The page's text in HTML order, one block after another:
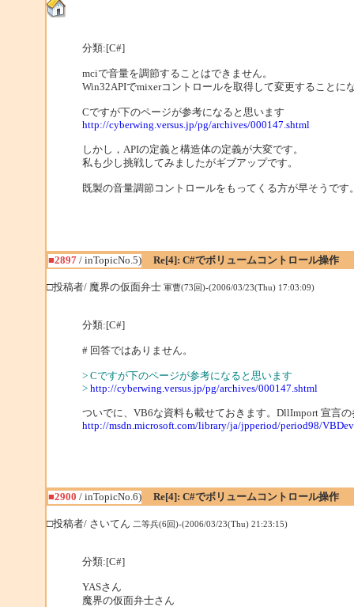
分類:[C#]
mciで音量を調節することはできません。
Win32APIでmixerコントロールを取得して変更することに
Cですが下のページが参考になると思います
http://cyberwing.versus.jp/pg/archives/000147.shtml
しかし，APIの定義と構造体の定義が大変です。
私も少し挑戦してみましたがギブアップです。
既製の音量調節コントロールをもってくる方が早そうです
■2897/ inTopicNo.5) Re[4]: C#でボリュームコントロール操作
□投稿者/ 魔界の仮面弁士 軍曹(73回)-(2006/03/23(Thu) 17:03:09)
分類:[C#]
# 回答ではありません。
> Cですが下のページが参考になると思います
> http://cyberwing.versus.jp/pg/archives/000147.shtml
ついでに、VB6な資料も載せておきます。DllImport 宣言
http://msdn.microsoft.com/library/ja/jpperiod/period98/
■2900 / inTopicNo.6) Re[4]: C#でボリュームコントロール操作
□投稿者/ さいてん 二等兵(6回)-(2006/03/23(Thu) 21:23:15)
分類:[C#]
YASさん
魔界の仮面弁士さん